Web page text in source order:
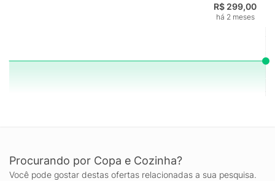
R$ 299,00
há 2 meses
Procurando por Copa e Cozinha?
Você pode gostar destas ofertas relacionadas a sua pesquisa.